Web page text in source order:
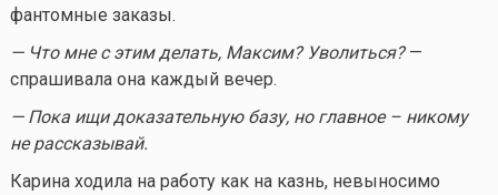
фантомные заказы.
— Что мне с этим делать, Максим? Уволиться?—
спрашивала она каждый вечер.
— Пока ищи доказательную базу, но главное – никому
не рассказывай.
Карина ходила на работу как на казнь, невыносимо